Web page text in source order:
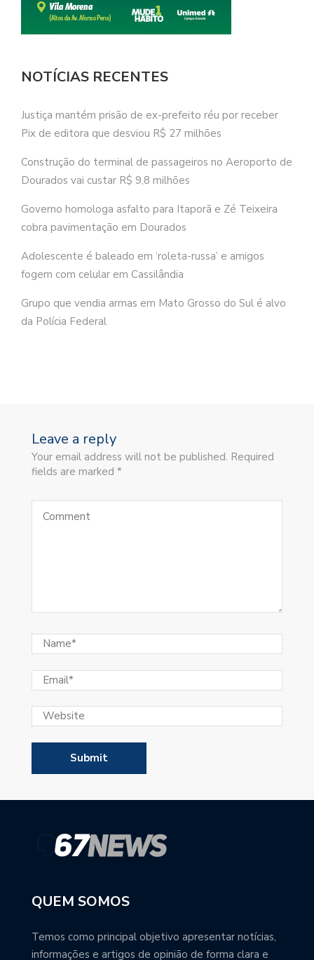
NOTÍCIAS RECENTES
Justiça mantém prisão de ex-prefeito réu por receber
Pix de editora que desviou R$ 27 milhões
Construção do terminal de passageiros no Aeroporto de
Dourados vai custar R$ 9,8 milhões
Governo homologa asfalto para Itaporã e Zé Teixeira
cobra pavimentação em Dourados
Adolescente é baleado em ‘roleta-russa’ e amigos
fogem com celular em Cassilândia
Grupo que vendia armas em Mato Grosso do Sul é alvo
da Polícia Federal
Leave a reply
Your email address will not be published. Required
fields are marked *
QUEM SOMOS
Temos como principal objetivo apresentar notícias,
informações e artigos de opinião de forma clara e